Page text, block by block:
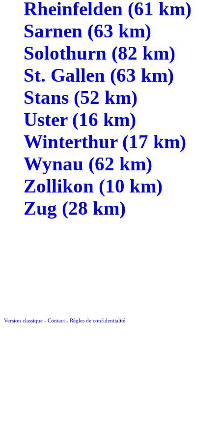
Rheinfelden (61 km)
Sarnen (63 km)
Solothurn (82 km)
St. Gallen (63 km)
Stans (52 km)
Uster (16 km)
Winterthur (17 km)
Wynau (62 km)
Zollikon (10 km)
Zug (28 km)
Version classique - Contact - Règles de confidentialité